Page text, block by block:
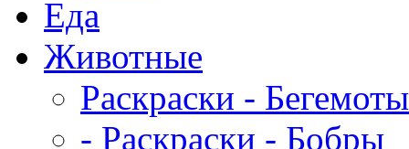
Еда
Животныe
Раскраски - Бегемоты
- Раскраски - Бобры